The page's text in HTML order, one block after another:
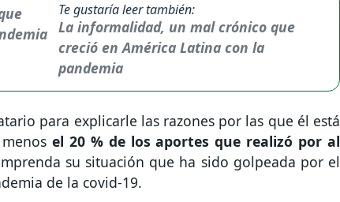
Te gustaría leer también:
La informalidad, un mal crónico que
creció en América Latina con la
pandemia
para explicarle las razones por las que él está
el 20 % de los aportes que realizó por al
su situación que ha sido golpeada por el
de la covid-19.